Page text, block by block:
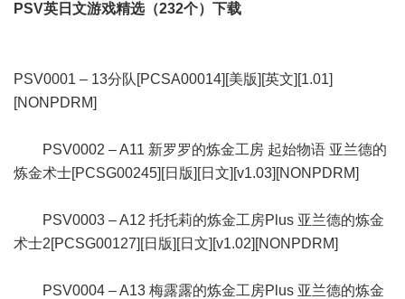
PSV英日文游戏精选（232个）下载
PSV0001 – 13分队[PCSA00014][美版][英文][1.01]
[NONPDRM]
PSV0002 – A11 新罗罗的炼金工房 起始物语 亚兰德的
炼金术士[PCSG00245][日版][日文][v1.03][NONPDRM]
PSV0003 – A12 托托莉的炼金工房Plus 亚兰德的炼金
术士2[PCSG00127][日版][日文][v1.02][NONPDRM]
PSV0004 – A13 梅露露的炼金工房Plus 亚兰德的炼金